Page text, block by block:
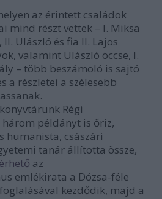
az érintett családok
mind részt vettek – I. Miksa
Ulászló és fia II. Lajos
valamint Ulászló öccse, I.
– több beszámoló is sajtó
a részletei a szélesebb
Régi
példányt is őriz,
humanista, császári
tanár állította össze,
az
emlékirata a Dózsa-féle
kezdődik, majd a